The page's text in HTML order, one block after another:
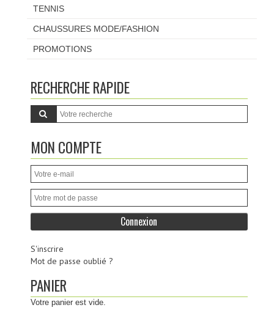
TENNIS
CHAUSSURES MODE/FASHION
PROMOTIONS
RECHERCHE RAPIDE
MON COMPTE
S'inscrire
Mot de passe oublié ?
PANIER
Votre panier est vide.